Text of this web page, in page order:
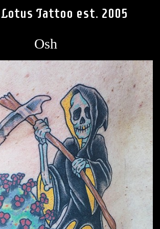
Tattoo est. 2005
Osh